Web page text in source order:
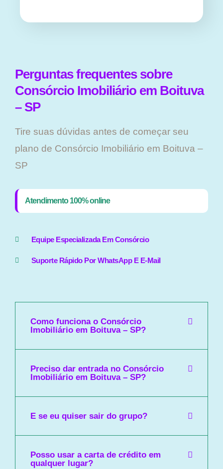
Perguntas frequentes sobre
Consórcio Imobiliário em Boituva
– SP
Tire suas dúvidas antes de começar seu
plano ​de Consórcio Imobiliário em Boituva –
SP
Atendimento 100% online
Equipe Especializada Em Consórcio
Suporte Rápido Por WhatsApp E E-Mail
Como funciona o Consórcio
Imobiliário em Boituva – SP?
Preciso dar entrada no Consórcio
Imobiliário em Boituva – SP?
E se eu quiser sair do grupo?
Posso usar a carta de crédito em
qualquer lugar?